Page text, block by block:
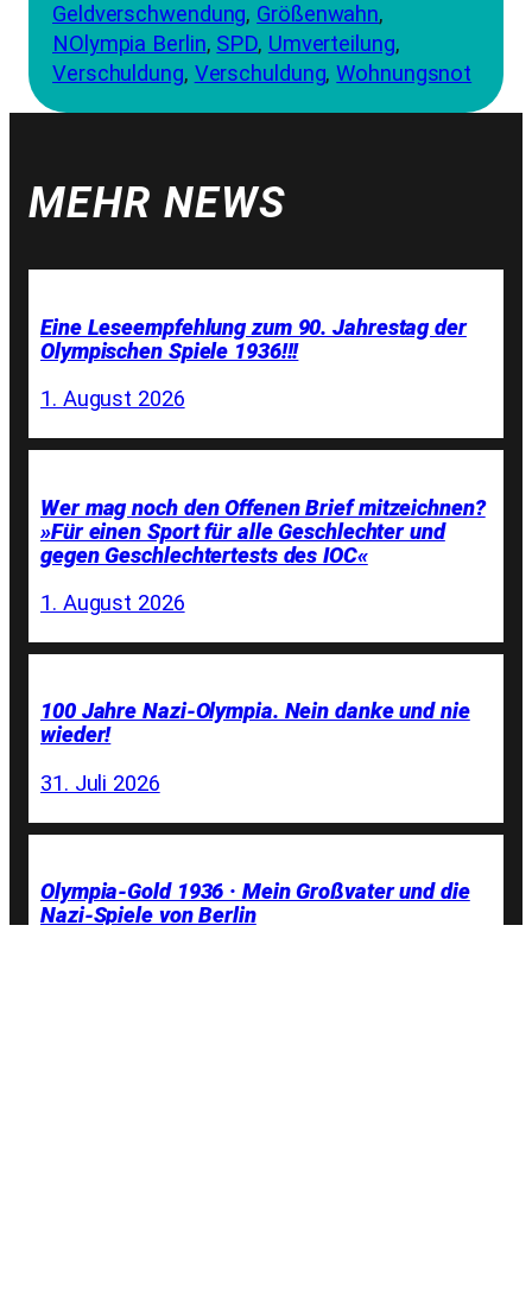
Geldverschwendung, Größenwahn
NOlympia Berlin, SPD, Umverteilung
Verschuldung, Verschuldung, Wohnungsnot
MEHR NEWS
Eine Leseempfehlung zum 90. Jahrestag der
Olympischen Spiele 1936!!!
1. August 2026
Wer mag noch den Offenen Brief mitzeichnen?
»Für einen Sport für alle Geschlechter und
gegen Geschlechtertests des IOC«
1. August 2026
100 Jahre Nazi-Olympia. Nein danke und nie
wieder!
31. Juli 2026
Olympia-Gold 1936 · Mein Großvater und die
Nazi-Spiele von Berlin